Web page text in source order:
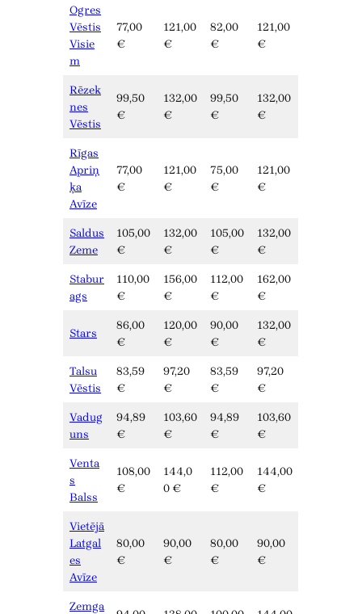
Ogres
Vēstis
Visie
m
77,00
€
121,00
€
82,00
€
121,00
€
Rēzek
nes
Vēstis
99,50
€
132,00
€
99,50
€
132,00
€
Rīgas
Apriņ
ķa
Avīze
77,00
€
121,00
€
75,00
€
121,00
€
Saldus
Zeme
105,00
€
132,00
€
105,00
€
132,00
€
Stabur
ags
110,00
€
156,00
€
112,00
€
162,00
€
Stars
86,00
€
120,00
€
90,00
€
132,00
€
Talsu
Vēstis
83,59
€
97,20
€
83,59
€
97,20
€
Vadug
uns
94,89
€
103,60
€
94,89
€
103,60
€
Venta
s
Balss
108,00
€
144,0
0 €
112,00
€
144,00
€
Vietējā
Latgal
es
Avīze
80,00
€
90,00
€
80,00
€
90,00
€
Zemga